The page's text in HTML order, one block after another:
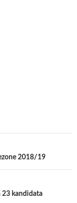
2018/19
23 kandidata